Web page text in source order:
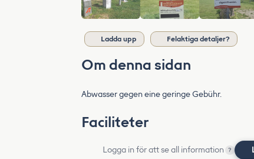
Ladda upp Felaktiga detaljer?
Om denna sidan
Abwasser gegen eine geringe Gebühr.
Faciliteter
Logga in för att se all information ?